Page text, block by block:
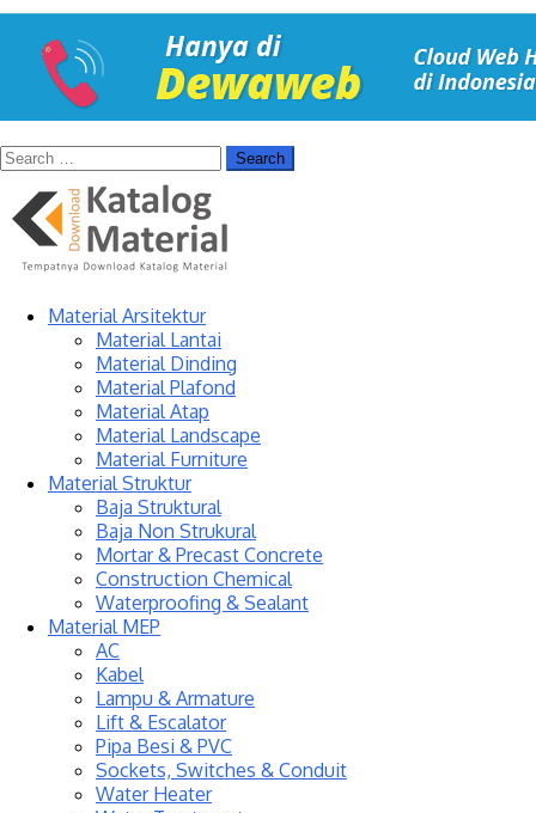
Material Arsitektur
Material Lantai
Material Dinding
Material Plafond
Material Atap
Material Landscape
Material Furniture
Material Struktur
Baja Struktural
Baja Non Strukural
Mortar & Precast Concrete
Construction Chemical
Waterproofing & Sealant
Material MEP
AC
Kabel
Lampu & Armature
Lift & Escalator
Pipa Besi & PVC
Sockets, Switches & Conduit
Water Heater